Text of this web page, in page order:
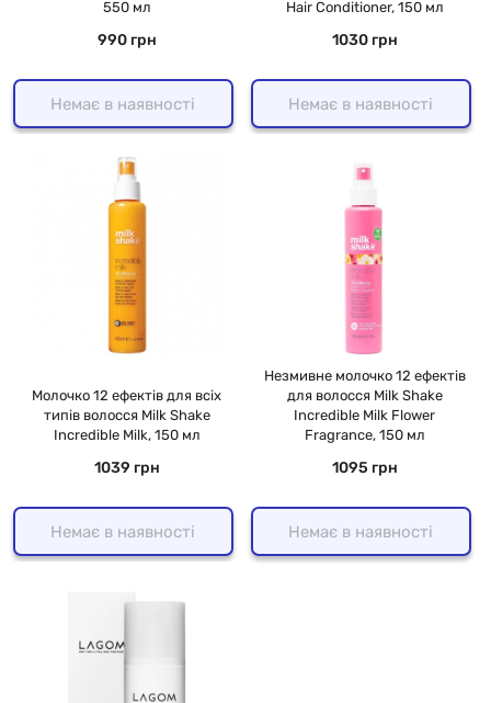
550 мл
990 грн
Немає в наявності
Hair Conditioner, 150 мл
1030 грн
Немає в наявності
Молочко 12 ефектів для всіх
типів волосся Milk Shake
Incredible Milk, 150 мл
1039 грн
Немає в наявності
Незмивне молочко 12 ефектів
для волосся Milk Shake
Incredible Milk Flower
Fragrance, 150 мл
1095 грн
Немає в наявності